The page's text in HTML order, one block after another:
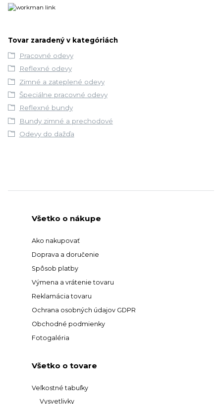
Tovar zaradený v kategóriách
Pracovné odevy
Reflexné odevy
Zimné a zateplené odevy
Špeciálne pracovné odevy
Reflexné bundy
Bundy zimné a prechodové
Odevy do dažďa
Všetko o nákupe
Ako nakupovať
Doprava a doručenie
Spôsob platby
Výmena a vrátenie tovaru
Reklamácia tovaru
Ochrana osobných údajov GDPR
Obchodné podmienky
Fotogaléria
Všetko o tovare
Veľkostné tabuľky
Vysvetlivky